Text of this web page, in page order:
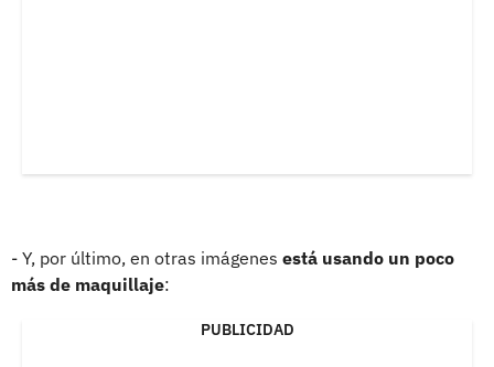
- Y, por último, en otras imágenes está usando un poco
más de maquillaje:
PUBLICIDAD